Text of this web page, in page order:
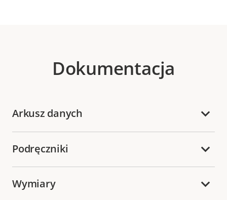
Dokumentacja
Arkusz danych
Podręczniki
Wymiary